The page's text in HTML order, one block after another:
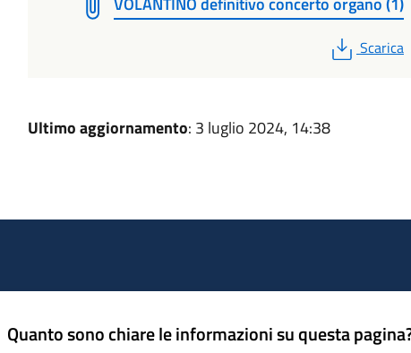
PDF
Scarica
Ultimo aggiornamento: 3 luglio 2024, 14:38
Quanto sono chiare le informazioni su questa